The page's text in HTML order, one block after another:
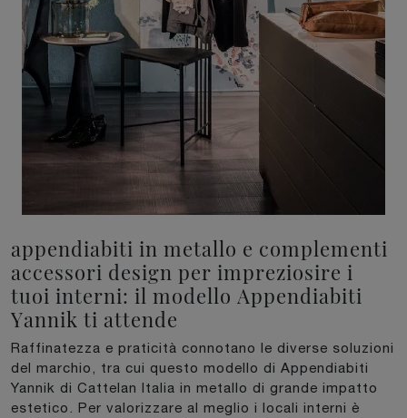
appendiabiti in metallo e complementi
accessori design per impreziosire i
tuoi interni: il modello Appendiabiti
Yannik ti attende
Raffinatezza e praticità connotano le diverse soluzioni
del marchio, tra cui questo modello di Appendiabiti
Yannik di Cattelan Italia in metallo di grande impatto
estetico. Per valorizzare al meglio i locali interni è